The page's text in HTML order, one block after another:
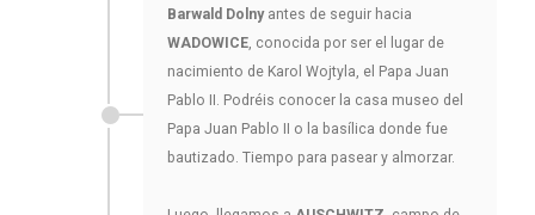
Barwald Dolny antes de seguir hacia
WADOWICE , conocida por ser el lugar de
nacimiento de Karol Wojtyla, el Papa Juan
Pablo II. Podréis conocer la casa museo del
Papa Juan Pablo II o la basílica donde fue
bautizado. Tiempo para pasear y almorzar.